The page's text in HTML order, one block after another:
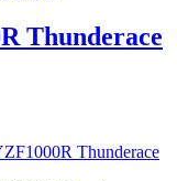
Thunderace